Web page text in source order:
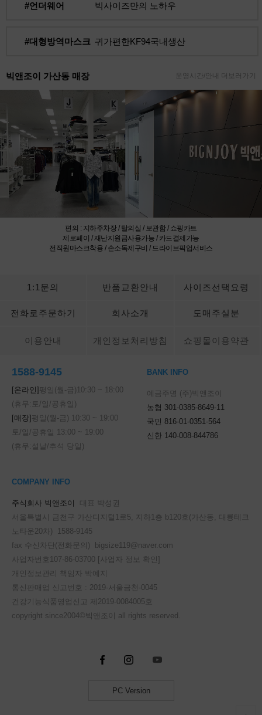
#언더웨어 빅사이즈만의 노하우
#대형방역마스크 귀가편한KF94국내생산
빅앤조이 가산동 매장 운영시간/안내 더보러가기
편의 : 지하주차장 / 탈의실 / 보관함 / 쇼핑카트
제로페이 / 재난지원금사용가능 / 카드결제가능
전직원마스크착용 / 손소독제구비 / 드라이브픽업서비스
1:1문의 반품교환안내 사이즈선택요령
전화로주문하기 회사소개 도매주실분
이용안내 개인정보처리방침 쇼핑몰이용약관
1588-9145
[온라인] 평일(월-금) 10:30 ~
18:00
(휴무:토/일/공휴일)
[매장] 평일(월-금) 10:30 ~
19:00
토/일/공휴일
13:00 ~
19:00
(휴무:설날/추석 당일)
BANK INFO
예금주명 (주)빅앤조이
농협 301-0385-8649-11
국민 816-01-0351-564
신한 140-008-844786
COMPANY INFO
주식회사 빅앤조이
대표 박성권
서울특별시 금천구 가산디지털1로5, 지하1층 b120호(가산동, 대륭테크
노타운20차) 1588-9145
fax 수신차단(전화문의) bigsize119@naver.com
사업자번호107-86-03700 [사업자 정보 확인]
개인정보관리 책임자 박예지
통신판매업 신고번호 : 2019-서울금천-0045
건강기능식품영업신고 제2019-0084005호
copyright since2004©빅앤조이 all rights reserved.
PC Version